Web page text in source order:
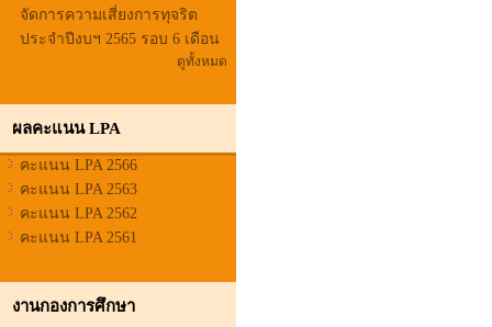
จัดการความเสี่ยงการทุจริต
ประจำปีงบฯ 2565 รอบ 6 เดือน
ดูทั้งหมด
ผลคะแนน LPA
คะแนน LPA 2566
คะแนน LPA 2563
คะแนน LPA 2562
คะแนน LPA 2561
งานกองการศึกษา